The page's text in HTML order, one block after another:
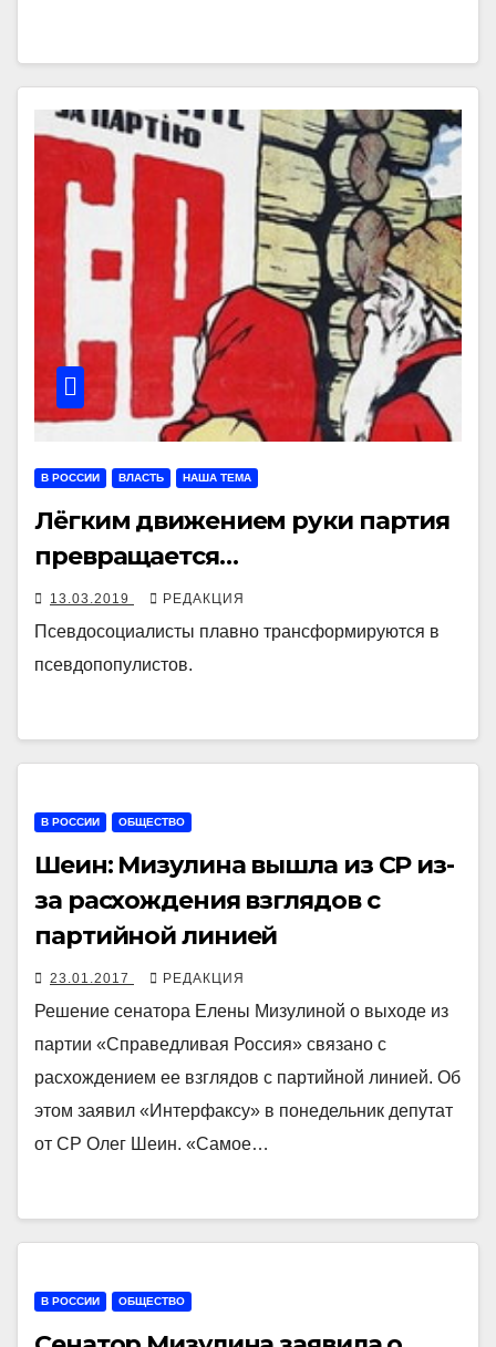
В РОССИИ ВЛАСТЬ НАША ТЕМА
Лёгким движением руки партия
превращается…
13.03.2019 РЕДАКЦИЯ
Псевдосоциалисты плавно трансформируются в
псевдопопулистов.
В РОССИИ ОБЩЕСТВО
Шеин: Мизулина вышла из СР из-
за расхождения взглядов с
партийной линией
23.01.2017 РЕДАКЦИЯ
Решение сенатора Елены Мизулиной о выходе из
партии «Справедливая Россия» связано с
расхождением ее взглядов с партийной линией. Об
этом заявил «Интерфаксу» в понедельник депутат
от СР Олег Шеин. «Самое…
В РОССИИ ОБЩЕСТВО